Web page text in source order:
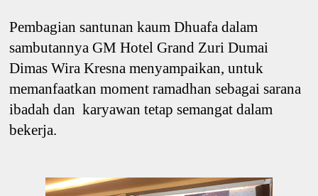
Pembagian santunan kaum Dhuafa dalam
sambutannya GM Hotel Grand Zuri Dumai
Dimas Wira Kresna menyampaikan, untuk
memanfaatkan moment ramadhan sebagai sarana
ibadah dan karyawan tetap semangat dalam
bekerja.